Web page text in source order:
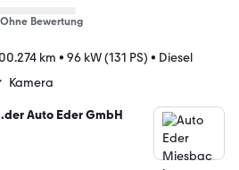
Ohne Bewertung
km • 96 kW (131 PS) • Diesel
Kamera
Auto Eder GmbH